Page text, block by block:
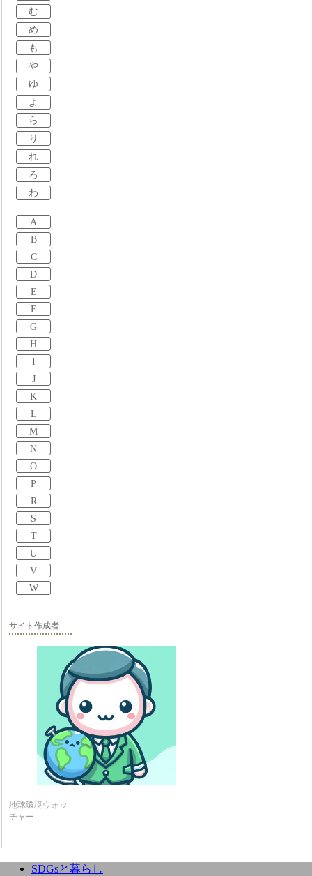
む
め
も
や
ゆ
よ
ら
り
れ
ろ
わ
A
B
C
D
E
F
G
H
I
J
K
L
M
N
O
P
R
S
T
U
V
W
サイト作成者
地球環境ウォッ
チャー
SDGsと暮らし